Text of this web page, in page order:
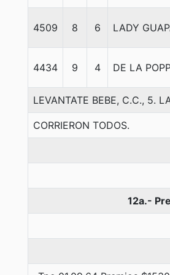
4509 8 6 LADY
4434 9 4 DE LA
LEVANTATE BEBE, C.C., 5.
CORRIERON TODOS.
12a.-